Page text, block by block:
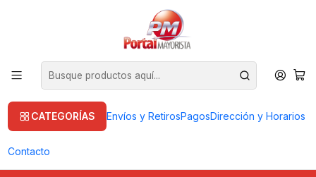
CATEGORÍAS Envíos y RetirosPagosDirección y Horarios
Contacto